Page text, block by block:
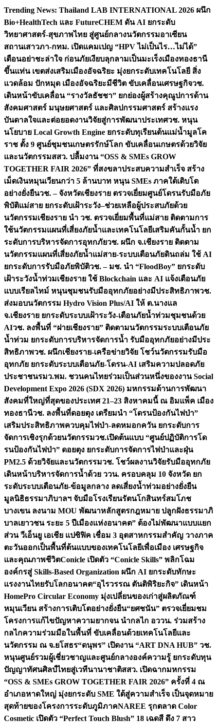
Skip
content
Trending News: Thailand LAB INTERNATIONAL 2026 ผนึก
Bio+HealthTech และ FutureCHEM ดัน AI ยกระดับ
วิทยาศาสตร์-สุขภาพไทย สู่ศูนย์กลางนวัตกรรมอาเซียน
สถานเสาวภา-กทม. เปิดแคมเปญ “HPV ไม่เป็นไร…ไม่ได้”
เตือนอย่าชะล่าใจ ก่อนภัยเงียบลุกลามเป็นมะเร็งเมืองทองธานี
ขึ้นแท่น เขตส่งเสริมเมืองอัจฉริยะ มุ่งยกระดับเทคโนโลยี สิ่ง
แวดล้อม ปักหมุด เมืองอัจฉริยะมีชีวิต ขับเคลื่อนเศรษฐกิจวช.
เดินหน้าขับเคลื่อน “รางวัลธัชชา” ยกย่องผู้สร้างคุณูปการด้าน
สังคมศาสตร์ มนุษยศาสตร์ และศิลปกรรมศาสตร์ สร้างแรง
บันดาลใจและต่อยอดงานวิจัยสู่การพัฒนาประเทศวช. หนุน
นโยบาย Local Growth Engine ยกระดับทุเรียนต้นแม่น้ำมูลโค
ราช ตั้ง 9 ศูนย์ชุมชนเกษตรรักษ์โลก ขับเคลื่อนเกษตรด้วยวิจัย
และนวัตกรรมสสว. ปลื้มงาน “OSS & SMEs GROW
TOGETHER FAIR 2026” ที่สงขลาประสบความสำเร็จ สร้าง
เม็ดเงินหมุนเวียนกว่า 5 ล้านบาท หนุน SMEs ภาคใต้เติบโต
อย่างยั่งยืนวช. – จังหวัดเชียงราย ตรวจเยี่ยมศูนย์โดรนรับมือภัย
พิบัติแม่สาย ยกระดับเฝ้าระวัง–ช่วยเหลือผู้ประสบภัยด้วย
นวัตกรรมเชียงราย นำ วช. ตรวจเยี่ยมพื้นที่แม่สาย ติดตามการ
ใช้นวัตกรรมแผนที่เสี่ยงภัยน้ำและเทคโนโลยีเสริมคันกั้นน้ำ ยก
ระดับการบริหารจัดการอุทกภัยวช. ผนึก จ.เชียงราย ติดตาม
นวัตกรรมแผนที่เสี่ยงภัยน้ำแม่สาย-ระบบเตือนภัยดินถล่ม ใช้ AI
ยกระดับการรับมือภัยพิบัติวช. – มช. นำ “FloodBoy” ยกระดับ
เฝ้าระวังน้ำท่วมเชียงราย ใช้ Blockchain และ AI แจ้งเตือนภัย
แบบเรียลไทม์ หนุนชุมชนรับมืออุทกภัยอย่างมีประสิทธิภาพวช.
ส่งมอบนวัตกรรม Hydro Vision Plus/AI ให้ ต.นางแล
จ.เชียงราย ยกระดับระบบเฝ้าระวัง-เตือนภัยน้ำท่วมชุมชนด้วย
AIวช. ลงพื้นที่ “ฝายเชียงราย” ติดตามนวัตกรรมระบบเตือนภัย
น้ำท่วม ยกระดับการบริหารจัดการน้ำ รับมืออุทกภัยอย่างมีประ
สิทธิภาพวช. ผนึกเชียงราย-เครือข่ายวิจัย โชว์นวัตกรรมรับมือ
อุทกภัย ยกระดับระบบเตือนภัย-โดรน-AI เสริมความปลอดภัย
ประชาชนรมว.พม. ชวนคนไทยร่วมเป็นส่วนหนึ่งของงาน Social
Development Expo 2026 (SDX 2026) มหกรรมด้านการพัฒนา
สังคมที่ใหญ่ที่สุดของประเทศ 21–23 สิงหาคมนี้ ณ อิมแพ็ค เมือง
ทองธานีวช. ลงพื้นที่ดอยตุง เตรียมนำ “โดรนป้องกันไฟป่า”
เสริมประสิทธิภาพควบคุมไฟป่า-ลดหมอกควัน ยกระดับการ
จัดการเชิงรุกด้วยนวัตกรรมวช.เปิดต้นแบบ “ศูนย์ปฏิบัติการโด
รนป้องกันไฟป่า” ดอยตุง ยกระดับการจัดการไฟป่าและฝุ่น
PM2.5 ด้วยวิจัยและนวัตกรรมวช. โชว์ผลงานวิจัยรับมืออุทกภัย
เดินหน้าบริหารจัดการน้ำด้วย ววน. ครอบคลุม 10 จังหวัด ยก
ระดับระบบเตือนภัย-ข้อมูลกลาง ลดเสี่ยงน้ำท่วมอย่างยั่งยืน
มูลนิธิธรรมาภิบาลฯ จับมือโรงเรียนรัตนโกสินทร์สมโภช
บางเขน ลงนาม MOU พัฒนาหลักสูตรกฎหมาย ปลูกฝังธรรมาภิ
บาลเยาวชน ระยะ 5 ปีเมืองแห่งอนาคต” ต้องไม่พัฒนาแบบแยก
ส่วน วีเอ็นยู เอเชีย แปซิฟิค เชื่อม 3 อุตสาหกรรมสำคัญ วางภาค
ตะวันออกเป็นพื้นที่ต้นแบบของเทคโนโลยีเพื่อเมือง เศรษฐกิจ
และคุณภาพชีวิตConicle เปิดตัว “Conicle Skills” พลิกโฉม
องค์กรสู่ Skills-Based Organization ผนึก AI ยกระดับทักษะ
แรงงานไทยรับโลกอนาคต“อุไรวรรณ ตันติพิริยะกิจ” เดินหน้า
HomePro Circular Economy มุ่งเปลี่ยนของเก่าสู่ผลิตภัณฑ์
หมุนเวียน สร้างการเติบโตอย่างยั่งยืน“ยศชนัน” ตรวจเยี่ยมชม
โครงการแก้ไขปัญหาความยากจน นำกลไก อววน. ร่วมสร้าง
กลไกความร่วมมือในพื้นที่ ขับเคลื่อนด้วยเทคโนโลยีและ
นวัตกรรม ณ จ.ยโสธร“ดนุพร” เปิดงาน “ART DNA HUB” วช.
หนุนศูนย์รวมผู้เชี่ยวชาญและศูนย์กลางองค์ความรู้ ยกระดับทุน
ปัญญาทัศนศิลป์ไทยสู่เวทีนานาชาติสสว. เปิดฉากมหกรรม
“OSS & SMEs GROW TOGETHER FAIR 2026” ครั้งที่ 4 ณ
อำเภอหาดใหญ่ มุ่งยกระดับ SME ใต้สู่ความสำเร็จ เป็นจุดหมาย
สุดท้ายของโครงการระดับภูมิภาคNAREE รุกตลาด Color
Cosmetic เปิดตัว “Perfect Touch Blush” 18 เฉดสี ดึง 7 สาว